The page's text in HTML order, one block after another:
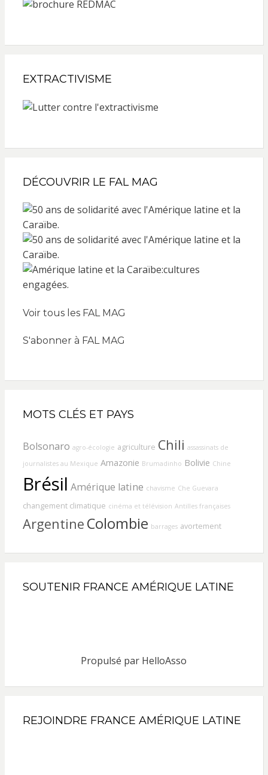
EXTRACTIVISME
DÉCOUVRIR LE FAL MAG
Voir tous les FAL MAG
S'abonner à FAL MAG
MOTS CLÉS ET PAYS
Bolsonaro agro-écologie agriculture Chili assassinats de
journalistes au Mexique Amazonie Brumadinho Bolivie Chine
Brésil Amérique latine chavisme Che Guevara
changement climatique cinéma et télévision Antilles françaises
Argentine Colombie barrages avortement
SOUTENIR FRANCE AMÉRIQUE LATINE
Propulsé par HelloAsso
REJOINDRE FRANCE AMÉRIQUE LATINE